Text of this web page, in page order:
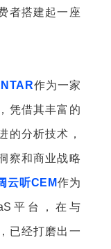
者搭建起一座
作为一家
凭借其丰富的
的分析技术，
察和商业战略
云听CEM作为
平台，在与
已经打磨出一